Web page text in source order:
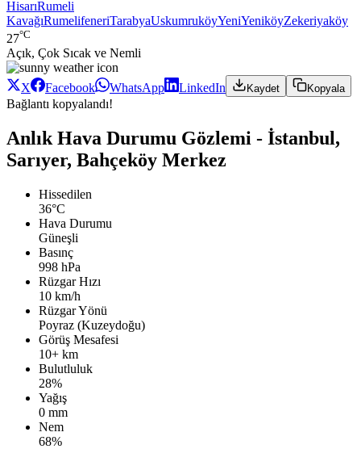
HisarıRumeli
KavağıRumelifeneriTarabyaUskumruköyYeniYeniköyZekeriyaköy
27°C
Açık, Çok Sıcak ve Nemli
X Facebook WhatsApp LinkedIn Kaydet Kopyala
Bağlantı kopyalandı!
Anlık Hava Durumu Gözlemi - İstanbul,
Sarıyer, Bahçeköy Merkez
Hissedilen
36°C
Hava Durumu
Güneşli
Basınç
998 hPa
Rüzgar Hızı
10 km/h
Rüzgar Yönü
Poyraz (Kuzeydoğu)
Görüş Mesafesi
10+ km
Bulutluluk
28%
Yağış
0 mm
Nem
68%